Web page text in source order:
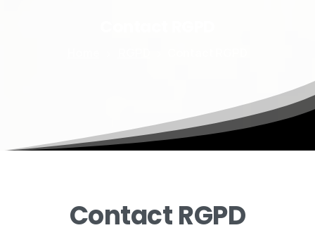
ContactRGPD